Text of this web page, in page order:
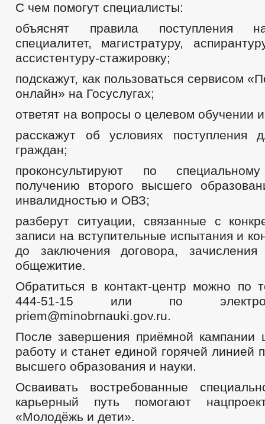
С чем помогут специалисты:
объяснят правила поступления
специалитет, магистратуру,
ассистентуру-стажировку;
подскажут, как пользоваться сервисом
онлайн» на Госуслугах;
ответят на вопросы о целевом обучении
расскажут об условиях поступления
граждан;
проконсультируют по
получению второго высшего
инвалидностью и ОВЗ;
разберут ситуации, связанные с
записи на вступительные испытания и
до заключения договора,
общежитие.
Обратиться в контакт-центр можно по
444-51-15 или по
priem@minobrnauki.gov.ru.
После завершения приёмной кампании
работу и станет единой горячей линией
высшего образования и науки.
Осваивать востребованные
карьерный путь помогают
«Молодёжь и дети».